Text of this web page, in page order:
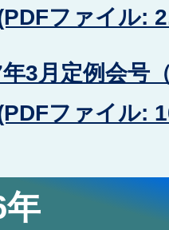
ファイル:
3月定例会号
ファイル: